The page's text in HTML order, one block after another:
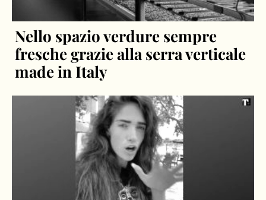
Nello spazio verdure sempre
fresche grazie alla serra verticale
made in Italy